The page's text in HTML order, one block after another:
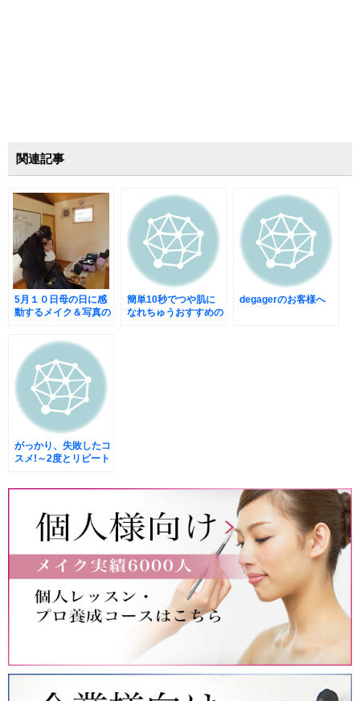
関連記事
5月１０日母の日に感
動するメイク＆写真の
簡単10秒でつや肌に
なれちゅうおすすめの
degagerのお客様へ
がっかり、失敗したコ
スメ!～2度とリピート